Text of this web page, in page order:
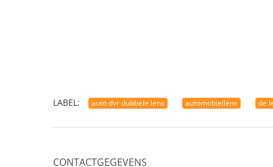
LABEL: auto dvr dubbele lens automobiellens de
CONTACTGEGEVENS